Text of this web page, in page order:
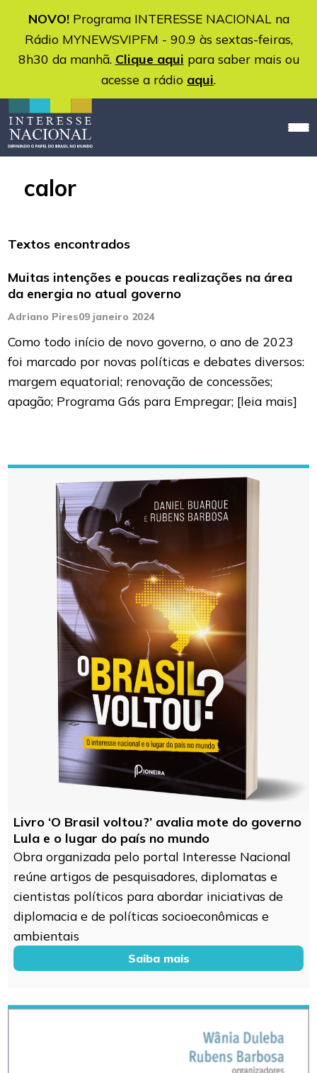
NOVO!Programa INTERESSE NACIONAL na
Rádio MYNEWSVIPFM - 90.9 às sextas-feiras,
8h30 da manhã. Clique aqui para saber mais ou
acesse a rádio aqui.
calor
Textos encontrados
Muitas intenções e poucas realizações na área
da energia no atual governo
Adriano Pires09 janeiro 2024
Como todo início de novo governo, o ano de 2023
foi marcado por novas políticas e debates diversos:
margem equatorial; renovação de concessões;
apagão; Programa Gás para Empregar; [leia mais]
Livro ‘O Brasil voltou?’ avalia mote do governo
Lula e o lugar do país no mundo
Obra organizada pelo portal Interesse Nacional
reúne artigos de pesquisadores, diplomatas e
cientistas políticos para abordar iniciativas de
diplomacia e de políticas socioeconômicas e
ambientais
Saiba mais